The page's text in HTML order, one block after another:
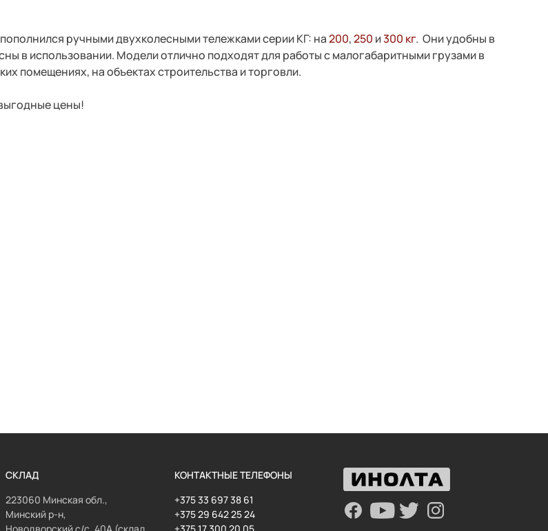
ручными двухколесными тележками серии КГ: на200,250 и300 кг. Они удобны в
в использовании. Модели отлично подходят для работы с малогабаритными грузами в
помещениях, на объектах строительства и торговли.
цены!
СКЛАД
223060 Минская обл.,
Минский р-н,
КОНТАКТНЫЕ ТЕЛЕФОНЫ
+375 33 697 38 61
+375 29 642 25 24